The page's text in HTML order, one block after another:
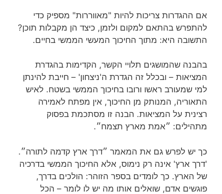
אם ההגדרות צריכות להיות "מאווררות" מספיק כדי
להתפרש בהתאם למקום ולזמן, כיצד הן מקבלות תוכן?
התשובה היא: מתוך החיכוך המעשי הממשי בחיים.
בהבנה שהמושגים תלויי הקשר, הקדימות בהגדרת
המציאות – ובכלל זה הגדרת ה'ניצחון' – חייבת להינתן
למי שמעורב ראשו ורובו בחיכוך הממשי בשטח. לאיש
התאוריה, המנותק מן החיכוך, אין מפתח לאמירה
רצינית על המציאות. הבנה זו מסתכמת בפסוק
מתהילים: ״אמת מארץ תצמח״.
כך יש לפרש גם את המאמר ״דרך ארץ קדמה לתורה״.
'דרך ארץ' אינה רק נימוס, אלא החיכוך הממשי בדרכיה
של הארץ. כך לומדים בספר הזוהר: הולכים בדרך,
פוגשים אדם, שואלים אותו מה יש לו לומר – הכל